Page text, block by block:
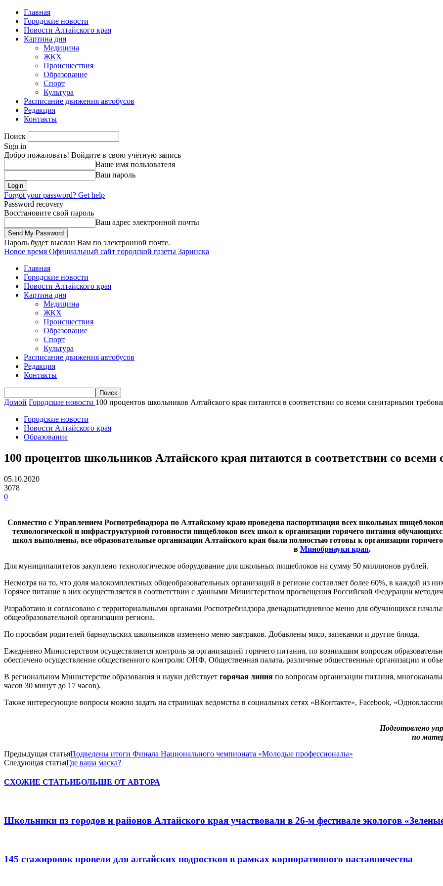
Главная
Городские новости
Новости Алтайского края
Картина дня
Медицина
ЖКХ
Происшествия
Образование
Спорт
Культура
Расписание движения автобусов
Редакция
Контакты
Поиск
Sign in
Добро пожаловать! Войдите в свою учётную запись
Ваше имя пользователя
Ваш пароль
Forgot your password? Get help
Password recovery
Восстановите свой пароль
Ваш адрес электронной почты
Пароль будет выслан Вам по электронной почте.
Новое время Официальный сайт городской газеты Заринска
Главная
Городские новости
Новости Алтайского края
Картина дня
Медицина
ЖКХ
Происшествия
Образование
Спорт
Культура
Расписание движения автобусов
Редакция
Контакты
Домой Городские новости 100 процентов школьников Алтайского края питаются в соответствии со всеми санитарными
Городские новости
Новости Алтайского края
Образование
100 процентов школьников Алтайского края питаются в соответствии со
05.10.2020
3078
0
Совместно с Управлением Роспотребнадзора по Алтайскому краю проведена паспортизация всех школьных
технологической и инфраструктурной готовности пищеблоков всех школ к организации горячего питания
школ выполнены, все образовательные организации Алтайского края были полностью готовы к организации
в Минобрнауки края.
Для муниципалитетов закуплено технологическое оборудование для школьных пищеблоков на сумму 50 миллионов рублей.
Несмотря на то, что доля малокомплектных общеобразовательных организаций в регионе составляет более 60%, в каждой из
Горячее питание в них осуществляется в соответствии с данными Министерством просвещения Российской Федерации
Разработано и согласовано с территориальными органами Роспотребнадзора двенадцатидневное меню для обучающихся
общеобразовательной организации региона.
По просьбам родителей барнаульских школьников изменено меню завтраков. Добавлены мясо, запеканки и другие блюда.
Ежедневно Министерством осуществляется контроль за организацией горячего питания, по возникшим вопросам
обеспечено осуществление общественного контроля: ОНФ, Общественная палата, различные общественные организации и
В региональном Министерстве образования и науки действует горячая линия по вопросам организации питания,
часов 30 минут до 17 часов).
Также интересующие вопросы можно задать на страницах ведомства в социальных сетях «ВКонтакте», Facebook,
Подготовлено
по
Предыдущая статьяПодведены итоги Финала Национального чемпионата «Молодые профессионалы»
Следующая статьяГде ваша маска?
СХОЖИЕ СТАТЬИБОЛЬШЕ ОТ АВТОРА
Школьники из городов и районов Алтайского края участвовали в 26-м фестивале экологов
145 стажировок провели для алтайских подростков в рамках корпоративного наставничества